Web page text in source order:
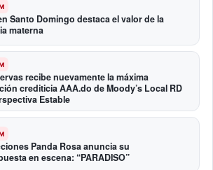
Santo Domingo destaca el valor de la
materna
recibe nuevamente la máxima
crediticia AAA.do de Moody’s Local RD
Estable
Panda Rosa anuncia su
en escena: “PARADISO”